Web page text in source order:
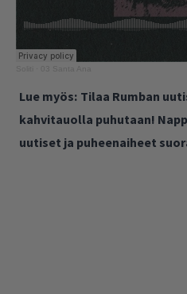
Lue myös: Tilaa Rumban
kahvitauolla puhutaan!
uutiset ja puheenaiheet